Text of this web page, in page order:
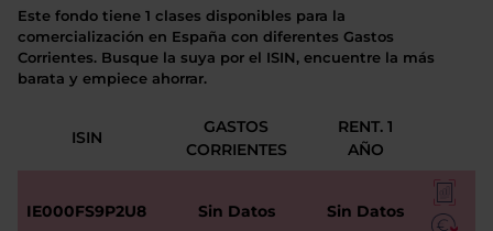
Este fondo tiene 1 clases disponibles para la
comercialización en España con diferentes Gastos
Corrientes. Busque la suya por el ISIN, encuentre la más
barata y empiece ahorrar.
ISIN
GASTOS
CORRIENTES
RENT. 1
AÑO
IE000FS9P2U8 Sin Datos Sin Datos